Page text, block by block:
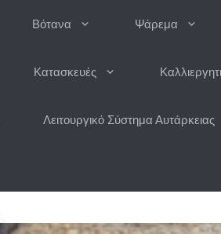
Βότανα Ψάρεμα
Κατασκευές
Λειτουργικό Σύστημα Αυτάρκειας